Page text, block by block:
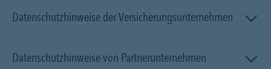
Datenschutzhinweise der Versicherungsunternehmen
Datenschutzhinweise von Partnerunternehmen